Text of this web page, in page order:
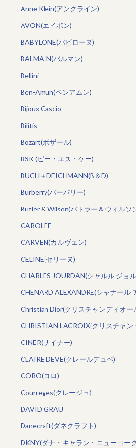
Anne Klein(アンクライン)
AVON(エイボン)
BABYLONE(バビローヌ)
BALMAIN(バルマン)
Bellini
Ben-Amun(ベンアムン)
Bijoux Cascio
Bilitis
Bozart(ボザール)
BSK (ビー・エス・ケー)
BUCH＋DEICHMANN(B＆D)
Burberry(バーバリー)
Butler & Wilson(バトラー＆ウィルソ
CAROLEE
CARVEN(カルヴェン)
CELINE(セリーヌ)
CHARLES JOURDAN(シャルル ジョ
CHENARD ALEXANDRE(シャナール
Christian Dior(クリスチャンディオー
CHRISTIAN LACROIX(クリスチャン
CINER(サイナー)
CLAIRE DEVE(クレールデュベ)
CORO(コロ)
Courreges(クレージュ)
DAVID GRAU
Danecraft(ダネクラフト)
DKNY(ダナ・キャラン・ニューヨー